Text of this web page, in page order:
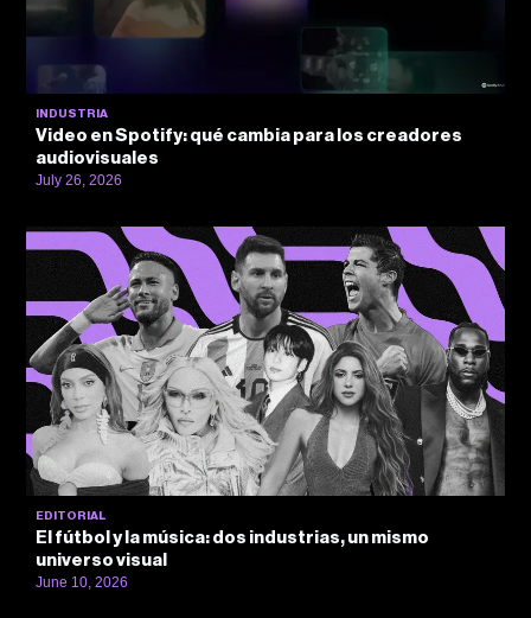
INDUSTRIA
Video en Spotify: qué cambia para los creadores
audiovisuales
July 26, 2026
EDITORIAL
El fútbol y la música: dos industrias, un mismo
universo visual
June 10, 2026